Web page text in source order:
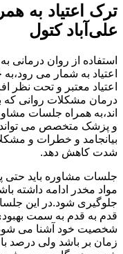
ترک اعتیاد به
علی‌آباد کتول
استفاده از روان
اعتیاد به شمار می
اعتیاد معتبر و تحت نظر
درمان مشکلات روانی که
اند،به همراه جلسات
و پزشک متخصص می تواند
بیانجامد و خطرات و
شدت کاهش دهد.
جلسات مشاوره باید
مواد مخدر ادامه داشته
جلوگیری شود.در این
قدم به قدم به سمت
شخصیت خود آشنا می
زمان بر باشد ولی درصد